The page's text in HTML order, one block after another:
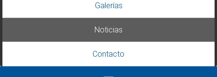
Galerías
Noticias
Contacto